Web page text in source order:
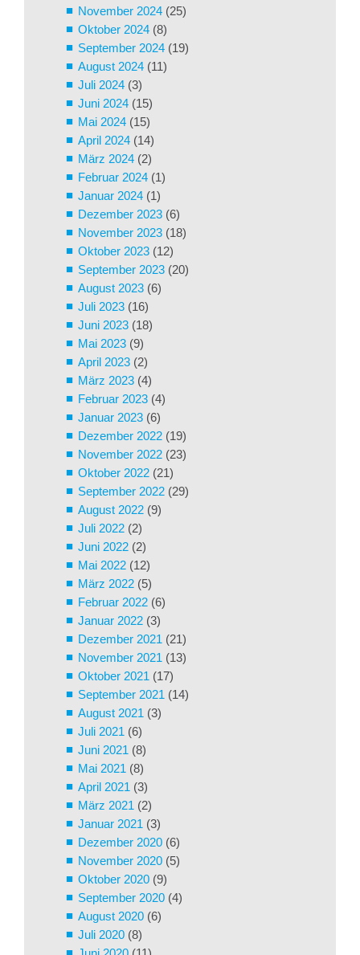
November 2024 (25)
Oktober 2024 (8)
September 2024 (19)
August 2024 (11)
Juli 2024 (3)
Juni 2024 (15)
Mai 2024 (15)
April 2024 (14)
März 2024 (2)
Februar 2024 (1)
Januar 2024 (1)
Dezember 2023 (6)
November 2023 (18)
Oktober 2023 (12)
September 2023 (20)
August 2023 (6)
Juli 2023 (16)
Juni 2023 (18)
Mai 2023 (9)
April 2023 (2)
März 2023 (4)
Februar 2023 (4)
Januar 2023 (6)
Dezember 2022 (19)
November 2022 (23)
Oktober 2022 (21)
September 2022 (29)
August 2022 (9)
Juli 2022 (2)
Juni 2022 (2)
Mai 2022 (12)
März 2022 (5)
Februar 2022 (6)
Januar 2022 (3)
Dezember 2021 (21)
November 2021 (13)
Oktober 2021 (17)
September 2021 (14)
August 2021 (3)
Juli 2021 (6)
Juni 2021 (8)
Mai 2021 (8)
April 2021 (3)
März 2021 (2)
Januar 2021 (3)
Dezember 2020 (6)
November 2020 (5)
Oktober 2020 (9)
September 2020 (4)
August 2020 (6)
Juli 2020 (8)